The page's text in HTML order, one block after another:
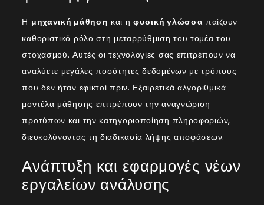
Η μηχανική μάθηση και ηφυσική γλώσσα παίζουν
καθοριστικό ρόλο στη μεταρρύθμιση του τομέα του
στοχασμού. Αυτές οι τεχνολογίες σας επιτρέπουν να
αναλύετε μεγάλες ποσότητες δεδομένων με τρόπους
που δεν ήταν εφικτοί πριν. Εξαιρετικά αλγοριθμικά
μοντέλα μάθησης επιτρέπουν την αναγνώριση
προτύπων και την κατηγοριοποίηση πληροφοριών,
διευκολύνοντας τη διαδικασία λήψης αποφάσεων.
Ανάπτυξη και εφαρμογές νέων
εργαλείων ανάλυσης